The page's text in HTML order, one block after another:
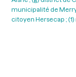
municipalité de
citoyen Hersecap ;